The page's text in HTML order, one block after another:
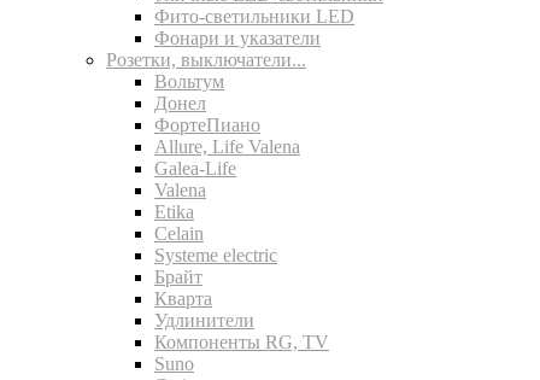
Фито-светильники LED
Фонари и указатели
Розетки, выключатели...
Вольтум
Донел
ФортеПиано
Allure, Life Valena
Galea-Life
Valena
Etika
Celain
Systeme electric
Брайт
Кварта
Удлинители
Компоненты RG, TV
Suno